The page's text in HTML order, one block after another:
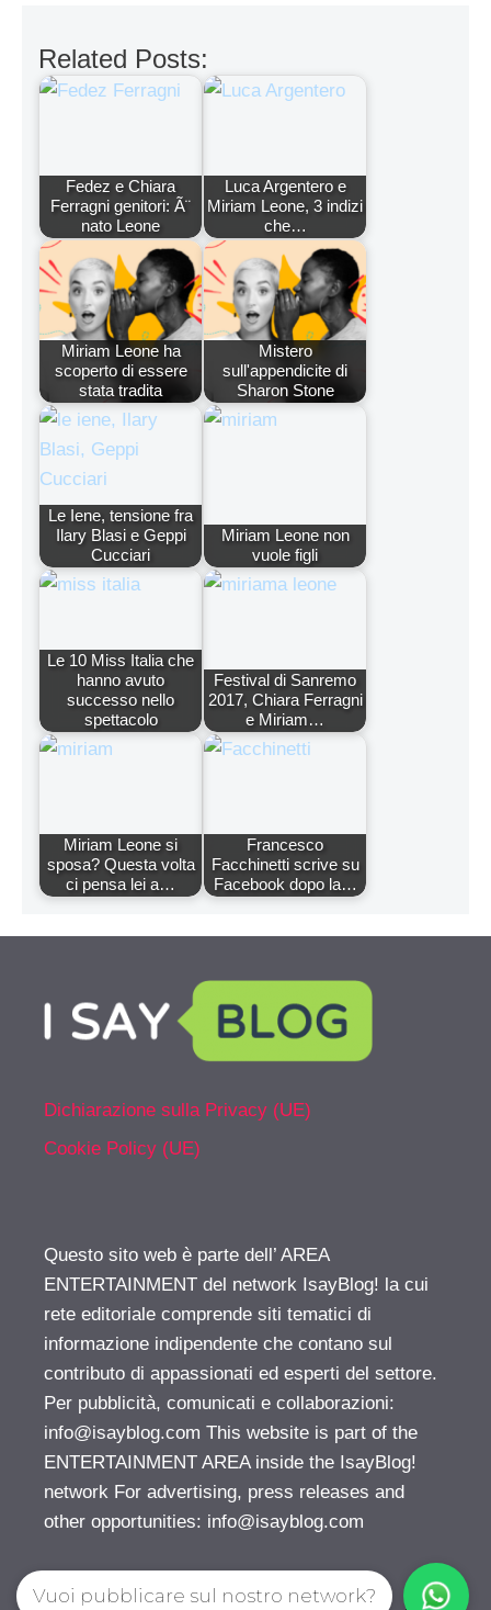
Related Posts:
Fedez e Chiara
Ferragni genitori: Ã¨
nato Leone
Luca Argentero e
Miriam Leone, 3 indizi
che…
Miriam Leone ha
scoperto di essere
stata tradita
Mistero
sull'appendicite di
Sharon Stone
Le Iene, tensione fra
Ilary Blasi e Geppi
Cucciari
Miriam Leone non
vuole figli
Le 10 Miss Italia che
hanno avuto
successo nello
spettacolo
Festival di Sanremo
2017, Chiara Ferragni
e Miriam…
Miriam Leone si
sposa? Questa volta
ci pensa lei a…
Francesco
Facchinetti scrive su
Facebook dopo la…
Dichiarazione sulla Privacy (UE)
Cookie Policy (UE)
Questo sito web è parte dell’ AREA
ENTERTAINMENT del network IsayBlog! la cui
rete editoriale comprende siti tematici di
informazione indipendente che contano sul
contributo di appassionati ed esperti del settore.
Per pubblicità, comunicati e collaborazioni:
info@isayblog.com This website is part of the
ENTERTAINMENT AREA inside the IsayBlog!
network For advertising, press releases and
other opportunities: info@isayblog.com
Vuoi pubblicare sul nostro network?